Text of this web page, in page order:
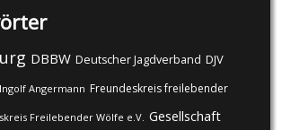
DBBW Deutscher Jagdverband DJV
Angermann Freundeskreis freilebender
Freilebender Wölfe e.V. Gesellschaft